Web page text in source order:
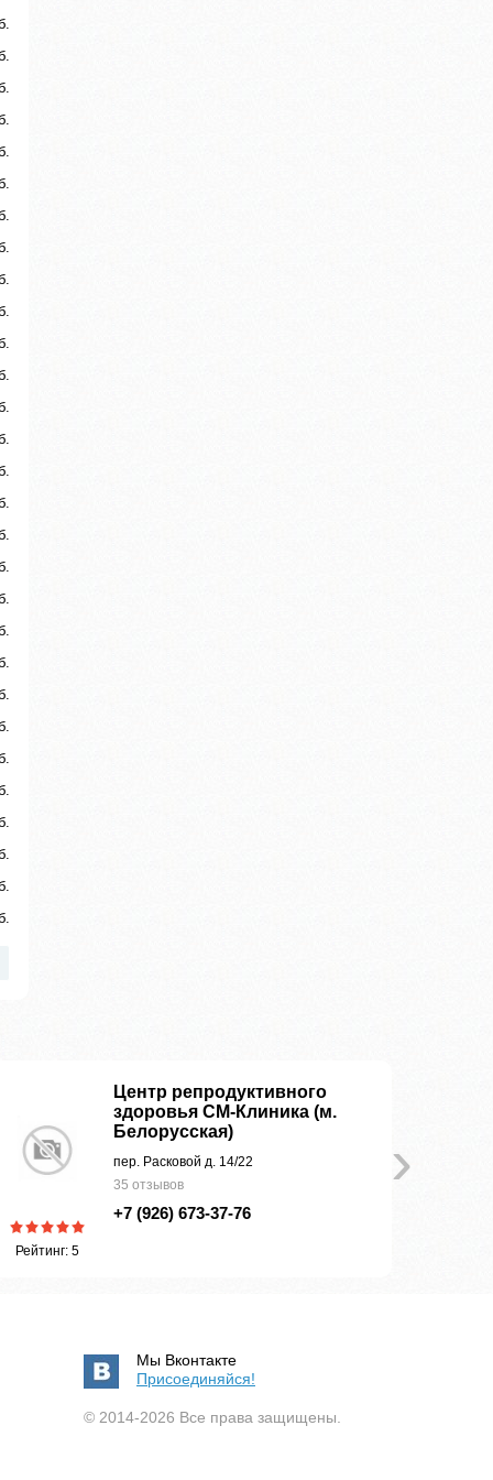
›
Рейтинг: 5
Центр репродуктивного
здоровья СМ-Клиника (м.
Белорусская)
пер. Расковой д. 14/22
35 отзывов
+7 (926) 673-37-76
Мы Вконтакте
Присоединяйся!
© 2014-2026 Все права защищены.